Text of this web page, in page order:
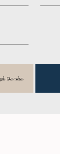
கொள்க